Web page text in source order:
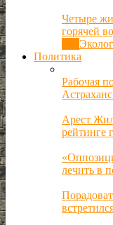
Четыре
горячей
Политика
Рабочая
Арест
рейтинге
лечить в